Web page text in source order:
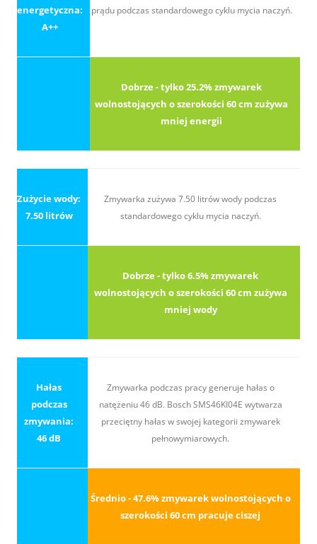
energetyczna:
A++
prądu podczas standardowego cyklu mycia naczyń.
Dobrze - tylko 25.2% zmywarek
wolnostojących o szerokości 60 cm zużywa
mniej energii
Zużycie wody:
7.50 litrów
Zmywarka zużywa 7.50 litrów wody podczas
standardowego cyklu mycia naczyń.
Dobrze - tylko 6.5% zmywarek
wolnostojących o szerokości 60 cm zużywa
mniej wody
Hałas
podczas
zmywania:
46 dB
Zmywarka podczas pracy generuje hałas o
natężeniu 46 dB. Bosch SMS46KI04E wytwarza
przeciętny hałas w swojej kategorii zmywarek
pełnowymiarowych.
Średnio - 47.6% zmywarek wolnostojących o
szerokości 60 cm pracuje ciszej